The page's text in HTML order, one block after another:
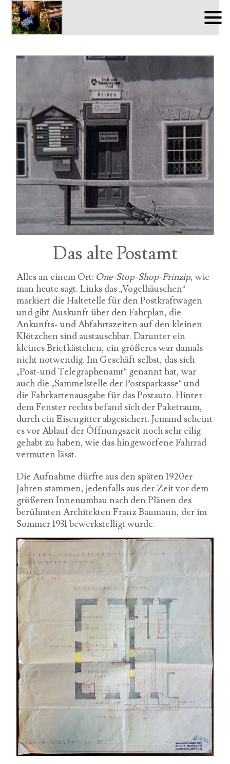
Das alte Postamt
Alles an einem Ort: One-Stop-Shop-Prinzip, wie
man heute sagt. Links das „Vogelhäuschen“
markiert die Haltetelle für den Postkraftwagen
und gibt Auskunft über den Fahrplan, die
Ankunfts- und Abfahrtszeiten auf den kleinen
Klötzchen sind austauschbar. Darunter ein
kleines Briefkästchen, ein größeres war damals
nicht notwendig. Im Geschäft selbst, das sich
„Post-und Telegraphenamt“ genannt hat, war
auch die „Sammelstelle der Postsparkasse“ und
die Fahrkartenausgabe für das Postauto. Hinter
dem Fenster rechts befand sich der Paketraum,
durch ein Eisengitter abgesichert. Jemand scheint
es vor Ablauf der Öffnungszeit noch sehr eilig
gehabt zu haben, wie das hingeworfene Fahrrad
vermuten lässt.
Die Aufnahme dürfte aus den späten 1920er
Jahren stammen, jedenfalls aus der Zeit vor dem
größeren Innenumbau nach den Plänen des
berühmten Architekten Franz Baumann, der im
Sommer 1931 bewerkstelligt wurde.